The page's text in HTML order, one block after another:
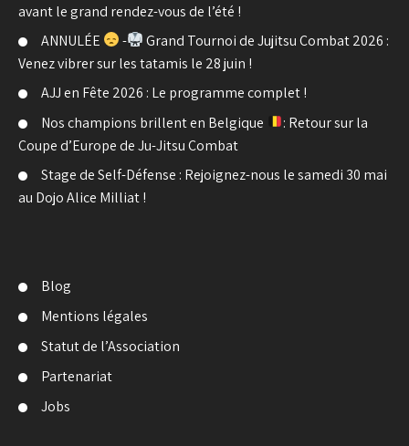
avant le grand rendez-vous de l’été !
ANNULÉE
-
Grand Tournoi de Jujitsu Combat 2026 :
Venez vibrer sur les tatamis le 28 juin !
AJJ en Fête 2026 : Le programme complet !
Nos champions brillent en Belgique
: Retour sur la
Coupe d’Europe de Ju-Jitsu Combat
Stage de Self-Défense : Rejoignez-nous le samedi 30 mai
au Dojo Alice Milliat !
Blog
Mentions légales
Statut de l’Association
Partenariat
Jobs